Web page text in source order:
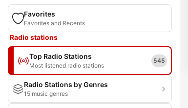
Favorites
Favorites and Recents
Radio stations
Top Radio Stations
Most listened radio stations
545
Radio Stations by Genres
15 music genres